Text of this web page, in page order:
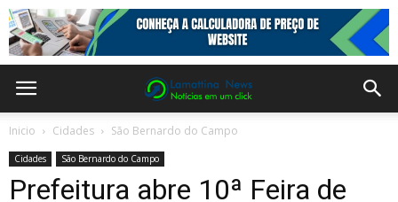
Inicio Cidades São Bernardo do Campo
Cidades São Bernardo do Campo
Prefeitura abre 10ª Feira de